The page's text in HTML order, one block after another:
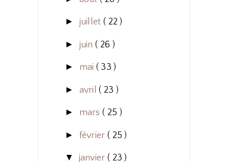
► juillet ( 22 )
► juin ( 26 )
► mai ( 33 )
► avril( 23 )
► mars ( 25 )
► février ( 25 )
▼ janvier ( 23 )